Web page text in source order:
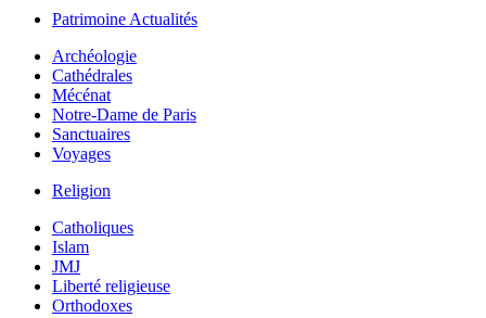
Patrimoine Actualités
Archéologie
Cathédrales
Mécénat
Notre-Dame de Paris
Sanctuaires
Voyages
Religion
Catholiques
Islam
JMJ
Liberté religieuse
Orthodoxes